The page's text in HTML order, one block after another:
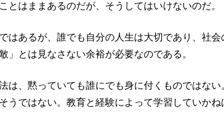
とはままあるのだが、そうしてはいけないのだ。
はあるが、誰でも自分の人生は大切であり、社
」とは見なさない余裕が必要なのである。
は、黙っていても誰にでも身に付くものではな
うではない。教育と経験によって学習していかね